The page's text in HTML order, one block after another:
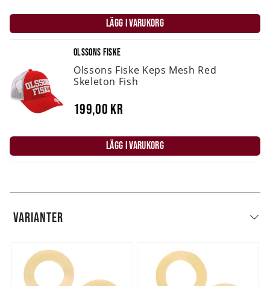
LÄGG I VARUKORG
OLSSONS FISKE
Olssons Fiske Keps Mesh Red
Skeleton Fish
199,00 kr
LÄGG I VARUKORG
VARIANTER